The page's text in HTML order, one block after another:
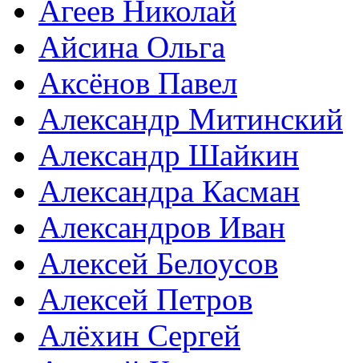
Агеев Николай
Айсина Ольга
Аксёнов Павел
Александр Митинский
Александр Шайкин
Александра Касман
Александров Иван
Алексей Белоусов
Алексей Петров
Алёхин Сергей